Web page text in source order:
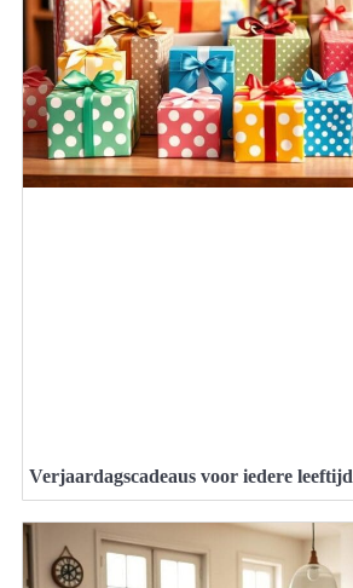
Verjaardagscadeaus voor iedere leeftijd